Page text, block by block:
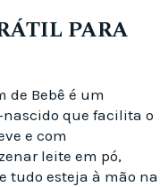
PARA
de Bebê é um
que facilita o
e com
leite em pó,
tudo esteja à mão na